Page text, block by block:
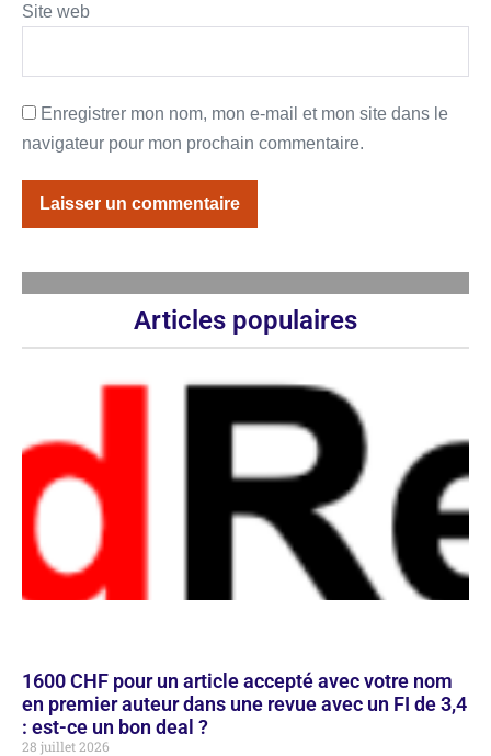
Site web
Enregistrer mon nom, mon e-mail et mon site dans le
navigateur pour mon prochain commentaire.
Articles populaires
1600 CHF pour un article accepté avec votre nom
en premier auteur dans une revue avec un FI de 3,4
: est-ce un bon deal ?
28 juillet 2026